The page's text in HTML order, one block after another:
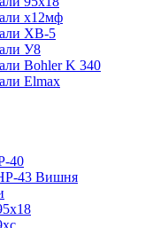
х12мф
ХВ-5
У8
Bohler K 340
Elmax
40
43 Вишня